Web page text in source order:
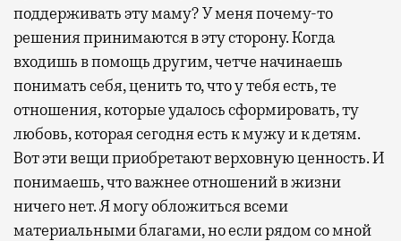
поддерживать эту маму? У меня почему-то
решения принимаются в эту сторону. Когда
входишь в помощь другим, четче начинаешь
понимать себя, ценить то, что у тебя есть, те
отношения, которые удалось сформировать, ту
любовь, которая сегодня есть к мужу и к детям.
Вот эти вещи приобретают верховную ценность. И
понимаешь, что важнее отношений в жизни
ничего нет. Я могу обложиться всеми
материальными благами, но если рядом со мной